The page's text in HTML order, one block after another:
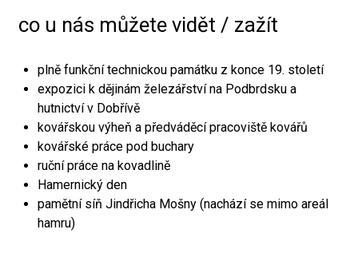
co u nás můžete vidět / zažít
plně funkční technickou památku z konce 19. století
expozici k dějinám železářství na Podbrdsku a
hutnictví v Dobřívě
kovářskou výheň a předváděcí pracoviště kovářů
kovářské práce pod buchary
ruční práce na kovadlině
Hamernický den
pamětní síň Jindřicha Mošny (nachází se mimo areál
hamru)